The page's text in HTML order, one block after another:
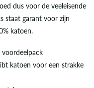
dus voor de veeleisende
staat garant voor zijn
katoen.
katoen voor een strakke